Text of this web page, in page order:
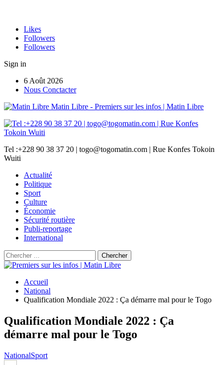
Likes
Followers
Followers
Sign in
6 Août 2026
Nous Conctacter
Matin Libre - Premiers sur les infos | Matin Libre
Tel :+228 90 38 37 20 | togo@togomatin.com | Rue Konfes Tokoin
Wuiti
Actualité
Politique
Sport
Culture
Économie
Sécurité routière
Publi-reportage
International
Accueil
National
Qualification Mondiale 2022 : Ça démarre mal pour le Togo
Qualification Mondiale 2022 : Ça
démarre mal pour le Togo
NationalSport